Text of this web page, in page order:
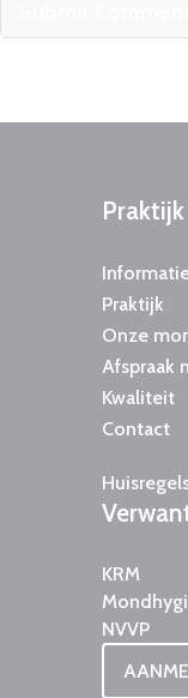
Praktijk
Praktijk
Onze
Afspraak
Kwaliteit
Contact
KRM
NVVP